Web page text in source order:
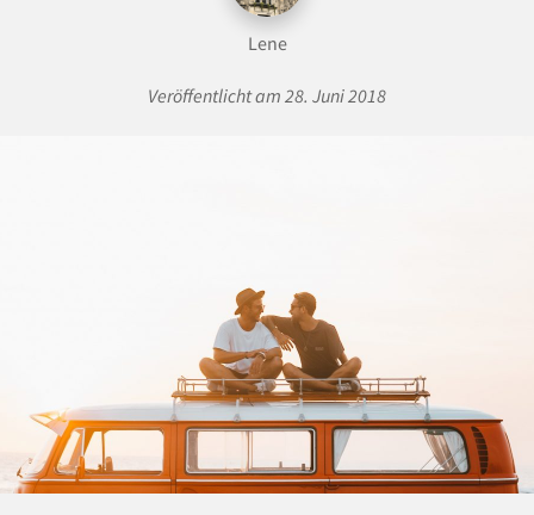
Lene
Veröffentlicht am 28. Juni 2018